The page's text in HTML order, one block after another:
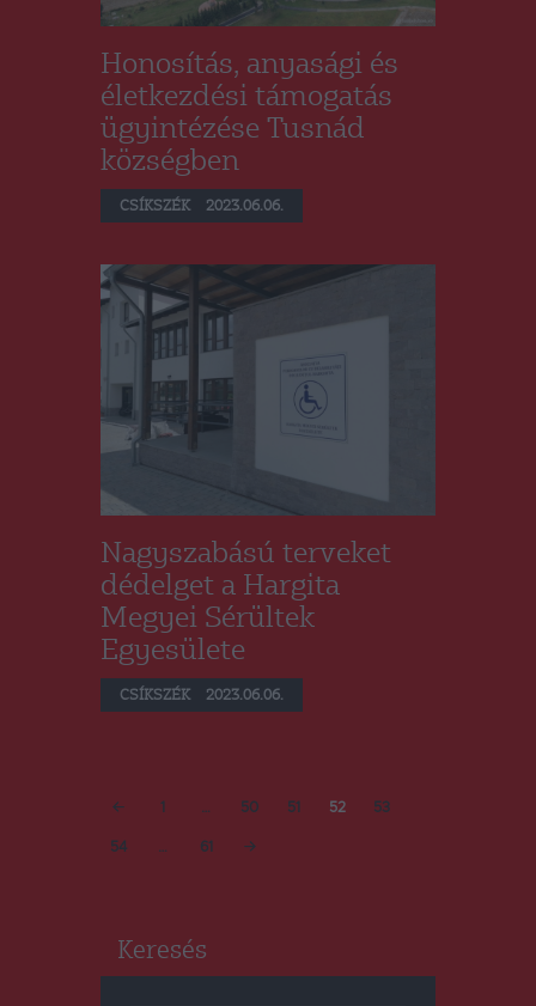
Honosítás, anyasági és
életkezdési támogatás
ügyintézése Tusnád
községben
CSÍKSZÉK 2023.06.06.
Nagyszabású terveket
dédelget a Hargita
Megyei Sérültek
Egyesülete
CSÍKSZÉK 2023.06.06.
Bejegyzések
lapozása
<
PAGE
1 … PAGE
50 PAGE
51 PAGE
52 PAGE
53
PAGE
54 … PAGE
61
Keresés